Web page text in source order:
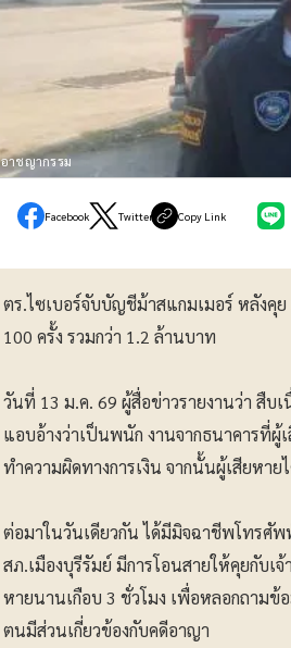
อาชญากรรม
Facebook Twitter Copy Link
ตร.ไซเบอร์จับบัญชีม้าสแกมเมอร์ หลังคุ
100 ครั้ง รวมกว่า 1.2 ล้านบาท
วันที่ 13 ม.ค. 69 ผู้สื่อข่าวรายงานว่า สืบ
แอบอ้างว่าเป็นพนัก งานจากธนาคารที่ผู้
ทำความผิดทางการเงิน จากนั้นผู้เสียหา
ต่อมาในวันเดียวกัน ได้มีมิจฉาชีพโทรศั
สภ.เมืองบุรีรัมย์ มีการโอนสายให้คุยกับเ
หายนานเกือบ 3 ชั่วโมง เพื่อหลอกถาม
ตนมีส่วนเกี่ยวข้องกับคดีอาญา